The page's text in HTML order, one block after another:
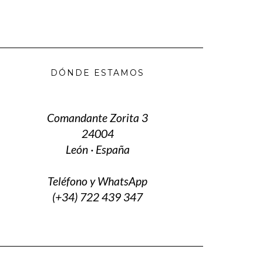
DÓNDE ESTAMOS
Comandante Zorita 3
24004
León · España
Teléfono y WhatsApp
(+34) 722 439 347